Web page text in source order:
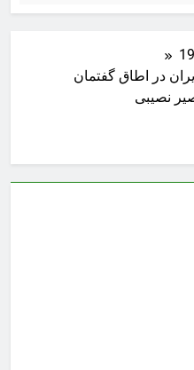
19
در اطاق گفتمان
نصیبی